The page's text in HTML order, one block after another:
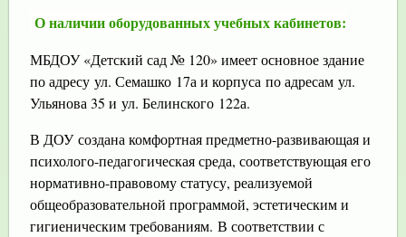
О наличии оборудованных учебных кабинетов:
МБДОУ «Детский сад № 120» имеет основное здание
по адресу ул. Семашко 17а и корпуса по адресам ул.
Ульянова 35 и ул. Белинского 122а.
В ДОУ создана комфортная предметно-развивающая и
психолого-педагогическая среда, соответствующая его
нормативно-правовому статусу, реализуемой
общеобразовательной программой, эстетическим и
гигиеническим требованиям. В соответствии с